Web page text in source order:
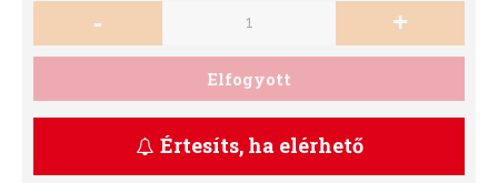
- +
Elfogyott
Értesíts, ha elérhető